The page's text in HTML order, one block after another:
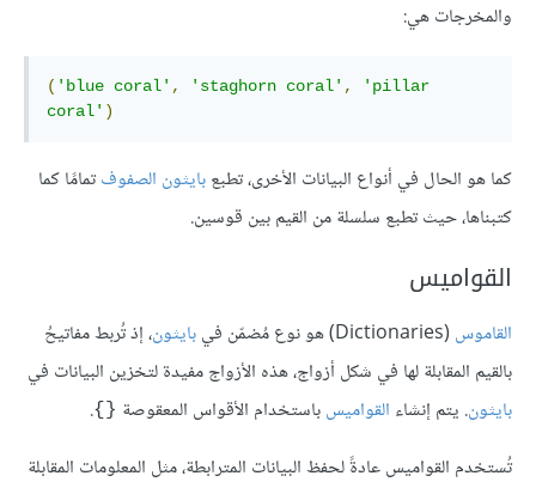
والمخرجات هي:
( 'blue coral' , 'staghorn coral' ,
'pillar
coral' )
كما هو الحال في أنواع البيانات الأخرى، تطبعبايثون الصفوفتمامًا كما
كتبناها، حيث تطبع سلسلة من القيم بين قوسين.
القواميس
القاموس (Dictionaries) هو نوع مُضمّن في بايثون، إذ تُربط مفاتيحُ
بالقيم المقابلة لها في شكل أزواج، هذه الأزواج مفيدة لتخزين البيانات في
بايثون. يتم إنشاء القواميسباستخدام الأقواس المعقوصة {}
.
تُستخدم القواميس عادةً لحفظ البيانات المترابطة، مثل المعلومات المقابلة